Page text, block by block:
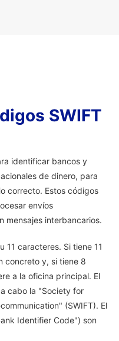
SWIFT
identificar bancos y
de dinero, para
correcto. Estos códigos
envíos
mensajes interbancarios.
11 caracteres. Si tiene 11
concreto y, si tiene 8
a la oficina principal. El
cabo la "Society for
(SWIFT). El
Identifier Code") son